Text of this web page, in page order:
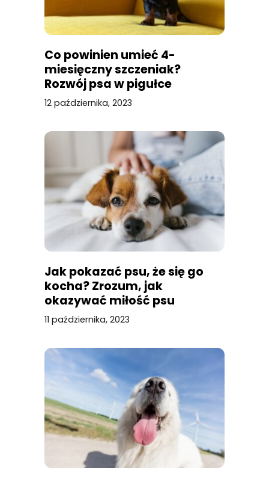
Co powinien umieć 4-
miesięczny szczeniak?
Rozwój psa w pigułce
12 października, 2023
Jak pokazać psu, że się go
kocha? Zrozum, jak
okazywać miłość psu
11 października, 2023